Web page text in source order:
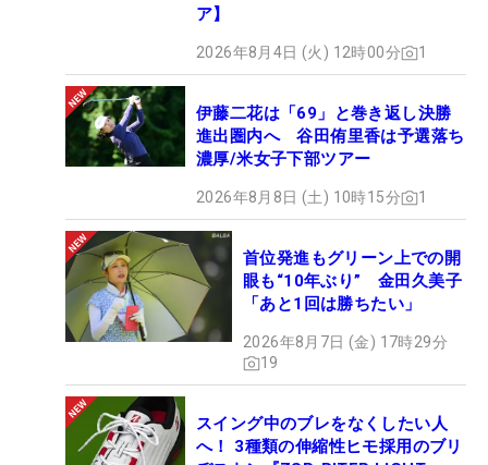
ア】
2026年8月4日 (火) 12時00分 1
伊藤二花は「69」と巻き返し決勝
進出圏内へ 谷田侑里香は予選落ち
濃厚/米女子下部ツアー
2026年8月8日 (土) 10時15分 1
首位発進もグリーン上での開
眼も“10年ぶり” 金田久美子
「あと1回は勝ちたい」
2026年8月7日 (金) 17時29分
19
スイング中のブレをなくしたい人
へ！ 3種類の伸縮性ヒモ採用のブリ